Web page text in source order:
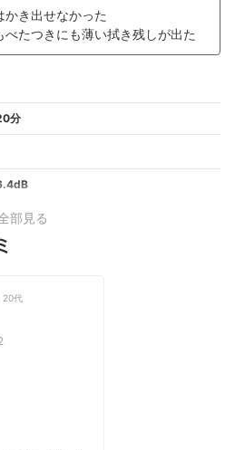
かき出せなかった
たつきにも薄い拭き残しが出た
分
部見る
20代